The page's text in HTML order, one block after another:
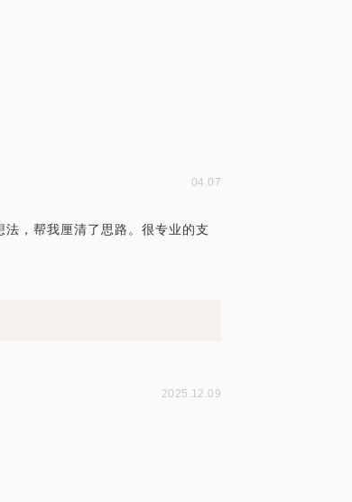
04.07
，帮我厘清了思路。很专业的支
2025.12.09